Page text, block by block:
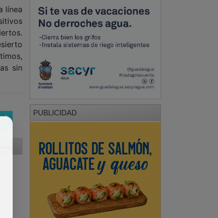
línea
sin
PUBLICIDAD